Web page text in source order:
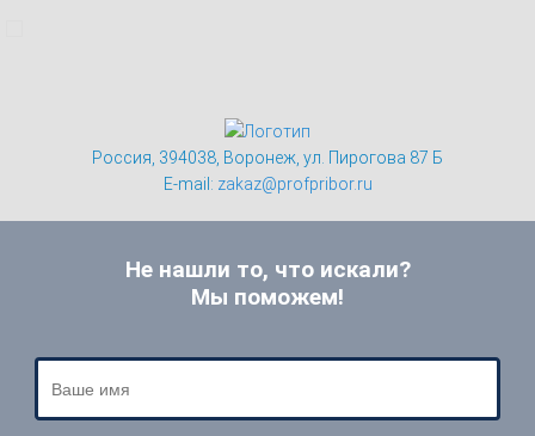
Россия, 394038, Воронеж, ул. Пирогова 87 Б
E-mail: zakaz@profpribor.ru
Не нашли то, что искали?
Мы поможем!